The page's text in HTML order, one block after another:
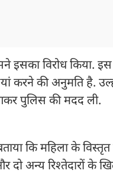
इसका विरोध किया.
करने की अनुमति है.
पुलिस की मदद ली.
कि महिला के
दो अन्य रिश्तेदारों के